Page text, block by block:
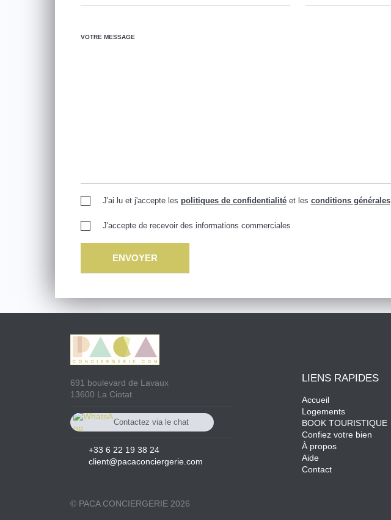
VOTRE MESSAGE
J'ai lu et j'accepte les politiques de confidentialitéet les conditions générales
J'accepte de recevoir des informations commerciales
691 boulevard de Lavaux
13600 La Ciotat
Contactez via le chat
Whatsapp
+33 6 22 19 38 24
client@pacaconciergerie.com
© PACA CONCIERGERIE 2026
LIENS RAPIDES
Accueil
Logements
BOOK TOURISTIQUE
Confiez votre bien
À propos
Aide
Contact